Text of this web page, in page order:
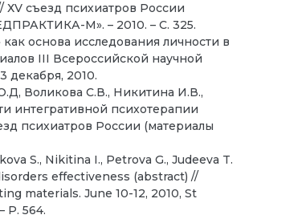
съезд психиатров России
М». – 2010. – С. 325.
основа исследования личности в
III Всероссийской научной
декабря, 2010.
Воликова С.В., Никитина И.В.,
интегративной психотерапии
психиатров России (материалы
S., Nikitina I., Petrova G., Judeeva T.
effectiveness (abstract) //
materials. June 10-12, 2010, St
Р. 564.